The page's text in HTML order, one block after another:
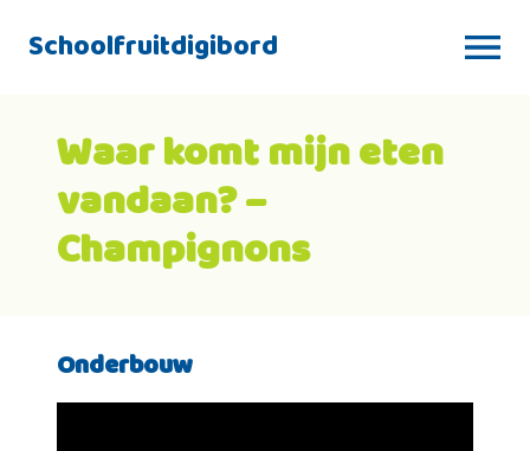
Schoolfruitdigibord
Waar komt mijn eten
vandaan? –
Champignons
Onderbouw